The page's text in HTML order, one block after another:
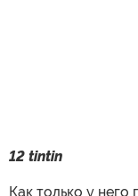
12 tintin
Как только у него